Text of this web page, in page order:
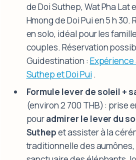
de Doi Suthep, Wat Pha Lat
Hmong de Doi Pui en 5 h 30.
en solo, idéal pour les
couples. Réservation
Guidestination : Expérience
Suthep et Doi Pui .
Formule lever de soleil +
(environ 2 700 THB) : prise
pouradmirer le lever du
Suthepet assister à la
traditionnelle des